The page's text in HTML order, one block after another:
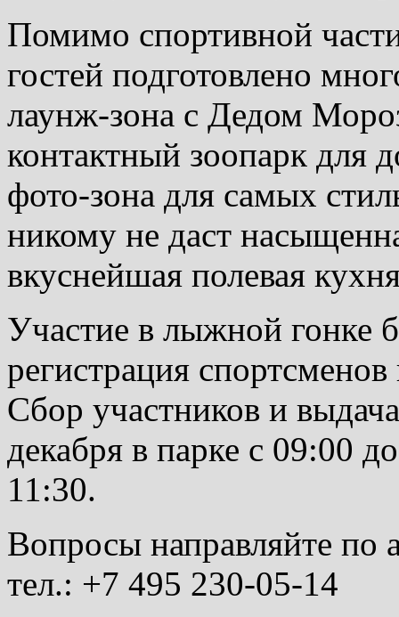
Помимо спортивной
гостей подготовлено
лаунж-зона с Дедом
контактный зоопарк для
фото-зона для самых
никому не даст
вкуснейшая полевая
Участие в лыжной гонке
регистрация
Сбор участников и
декабря в парке с 09:00
11:30.
Вопросы направляйте по
тел.: +7 495 230-05-14